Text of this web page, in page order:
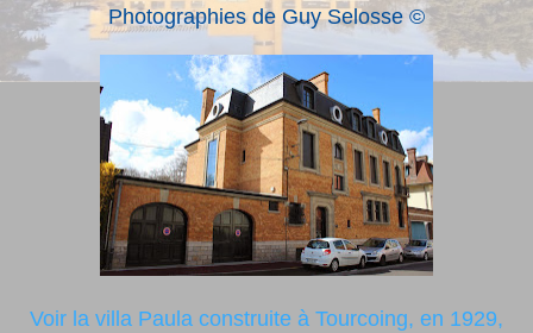
Photographies de Guy Selosse ©
Voir la villa Paula construite à Tourcoing, en 1929,